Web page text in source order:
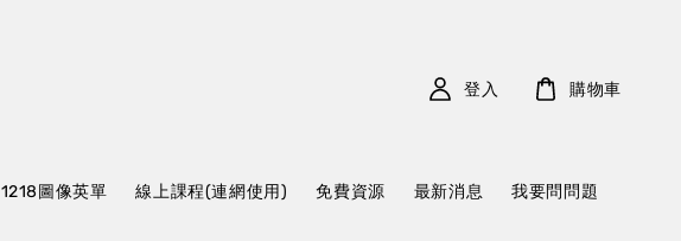
1218圖像英單 線上課程(連網使用) 免費資源 最新消息 我要問問題
登入 購物車